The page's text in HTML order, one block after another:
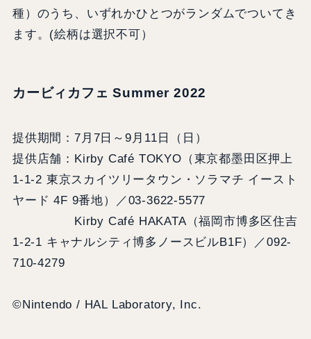
種）のうち、いずれかひとつがランダムでついてき
ます。(絵柄は選択不可）
カービィカフェ Summer 2022
提供期間：7月7日～9月11日（日）
提供店舗：Kirby Café TOKYO（東京都墨田区押上
1-1-2 東京スカイツリータウン・ソラマチ イースト
ヤード 4F 9番地）／03-3622-5577
Kirby Café HAKATA（福岡市博多区住吉
1-2-1 キャナルシティ博多ノースビルB1F）／092-
710-4279
©Nintendo / HAL Laboratory, Inc.